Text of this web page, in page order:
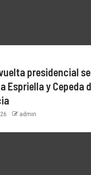
presidencial
Espriella y Cepeda
admin